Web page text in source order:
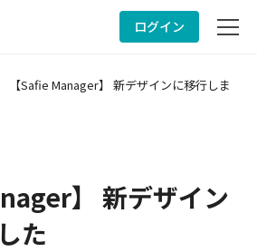
ログイン
【Safie Manager】 新デザインに移行しま
】 新デザイン
た